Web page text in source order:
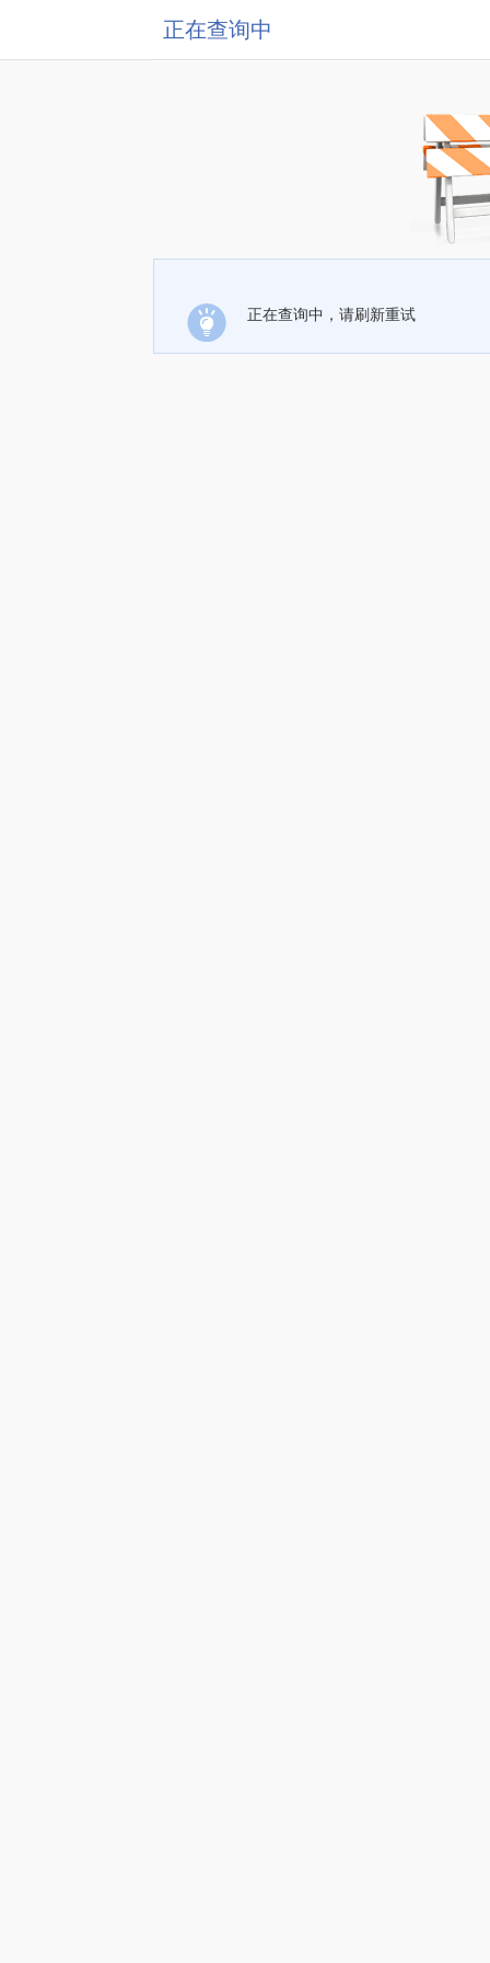
正在查询中
正在查询中，请刷新重试